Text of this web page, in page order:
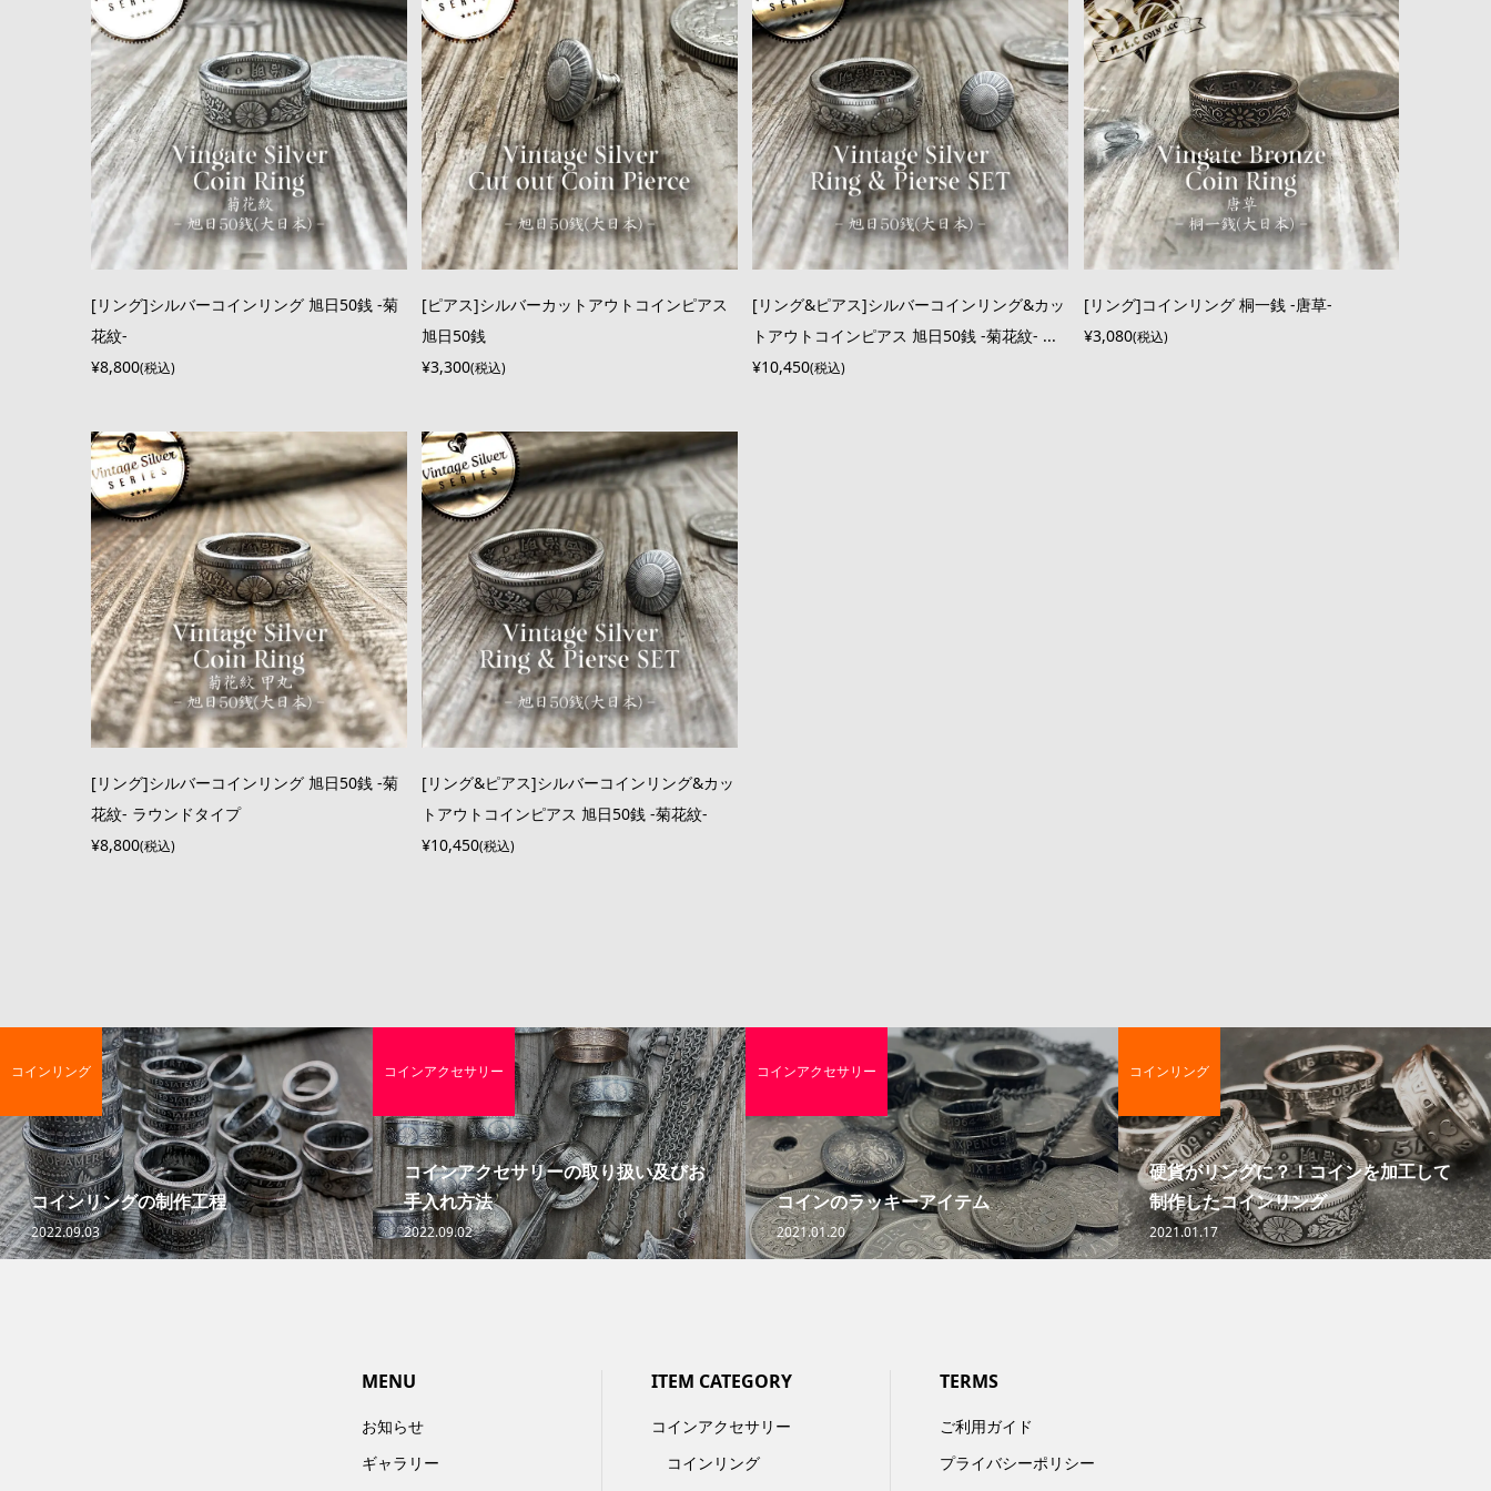
[リング]シルバーコインリング 旭日50銭 -菊
花紋-
¥8,800(税込)
[ピアス]シルバーカットアウトコインピアス
旭日50銭
¥3,300(税込)
[リング&ピアス]シルバーコインリング&カッ
トアウトコインピアス 旭日50銭 -菊花紋- ...
¥10,450(税込)
[リング]コインリング 桐一銭 -唐草-
¥3,080(税込)
[リング]シルバーコインリング 旭日50銭 -菊
花紋- ラウンドタイプ
¥8,800(税込)
[リング&ピアス]シルバーコインリング&カッ
トアウトコインピアス 旭日50銭 -菊花紋-
¥10,450(税込)
コインリングの制作工程
2022.09.03
コインリング
コインアクセサリーの取り扱い及びお
手入れ方法
2022.09.02
コインアクセサリー
コインのラッキーアイテム
2021.01.20
コインアクセサリー
硬貨がリングに？！コインを加工して
制作したコインリング
2021.01.17
コインリング
MENU
お知らせ
ギャラリー
ITEM CATEGORY
コインアクセサリー
コインリング
TERMS
ご利用ガイド
プライバシーポリシー